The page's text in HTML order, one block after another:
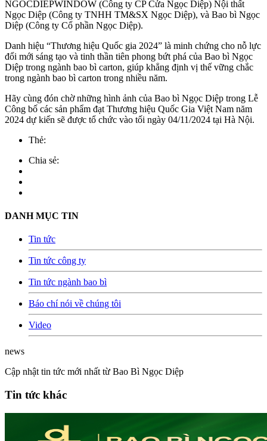
NGOCDIEPWINDOW (Công ty CP Cửa Ngọc Diệp) Nội thất
Ngọc Diệp (Công ty TNHH TM&SX Ngọc Diệp), và Bao bì Ngọc
Diệp (Công ty Cổ phần Ngọc Diệp).
Danh hiệu “Thương hiệu Quốc gia 2024” là minh chứng cho nỗ lực
đổi mới sáng tạo và tinh thần tiên phong bứt phá của Bao bì Ngọc
Diệp trong ngành bao bì carton, giúp khẳng định vị thế vững chắc
trong ngành bao bì carton trong nhiều năm.
Hãy cùng đón chờ những hình ảnh của Bao bì Ngọc Diệp trong Lễ
Công bố các sản phẩm đạt Thương hiệu Quốc Gia Việt Nam năm
2024 dự kiến sẽ được tổ chức vào tối ngày 04/11/2024 tại Hà Nội.
Thẻ:
Chia sẻ:
DANH MỤC TIN
Tin tức
Tin tức công ty
Tin tức ngành bao bì
Báo chí nói về chúng tôi
Video
news
Cập nhật tin tức mới nhất từ Bao Bì Ngọc Diệp
Tin tức khác